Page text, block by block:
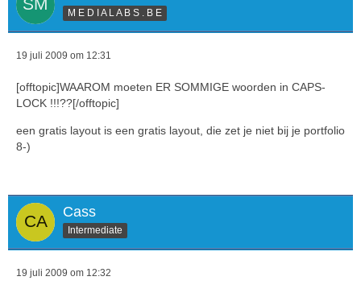
M E D I A L A B S . B E
19 juli 2009 om 12:31
[offtopic]WAAROM moeten ER SOMMIGE woorden in CAPS-
LOCK !!!??[/offtopic]
een gratis layout is een gratis layout, die zet je niet bij je portfolio
8-)
Cass
Intermediate
19 juli 2009 om 12:32